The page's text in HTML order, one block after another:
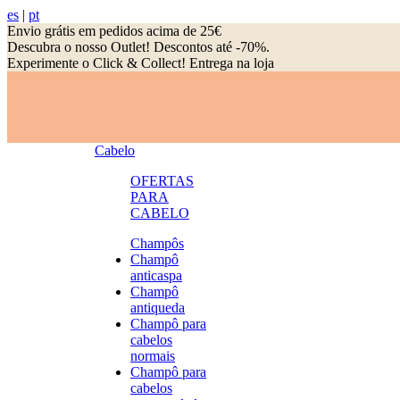
es | pt
Envio grátis em pedidos acima de 25€
Descubra o nosso Outlet! Descontos até -70%.
Experimente o Click & Collect! Entrega na loja
Cabelo
OFERTAS
PARA
CABELO
Champôs
Champô
anticaspa
Champô
antiqueda
Champô para
cabelos
normais
Champô para
cabelos